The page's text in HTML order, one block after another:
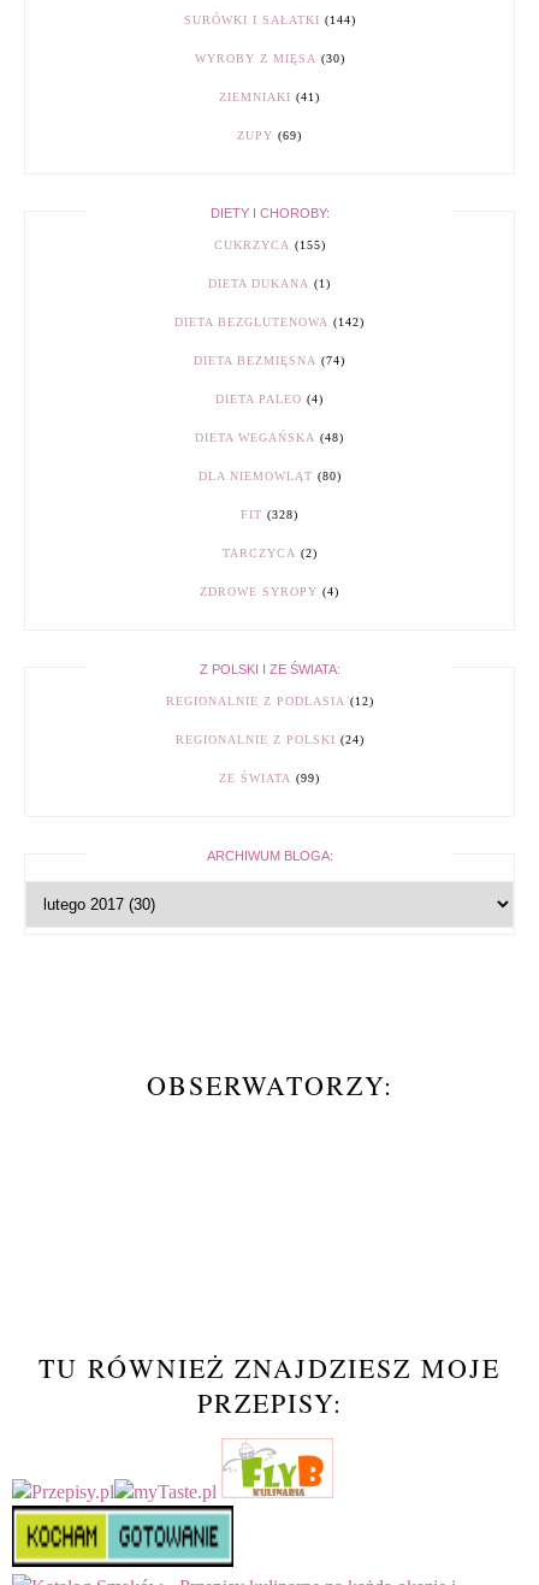
SURÓWKI I SAŁATKI (144)
WYROBY Z MIĘSA (30)
ZIEMNIAKI (41)
ZUPY (69)
DIETY I CHOROBY:
CUKRZYCA (155)
DIETA DUKANA (1)
DIETA BEZGLUTENOWA (142)
DIETA BEZMIĘSNA (74)
DIETA PALEO (4)
DIETA WEGAŃSKA (48)
DLA NIEMOWLĄT (80)
FIT (328)
TARCZYCA (2)
ZDROWE SYROPY (4)
Z POLSKI I ZE ŚWIATA:
REGIONALNIE Z PODLASIA (12)
REGIONALNIE Z POLSKI (24)
ZE ŚWIATA (99)
ARCHIWUM BLOGA:
OBSERWATORZY:
TU RÓWNIEŻ ZNAJDZIESZ MOJE
PRZEPISY: